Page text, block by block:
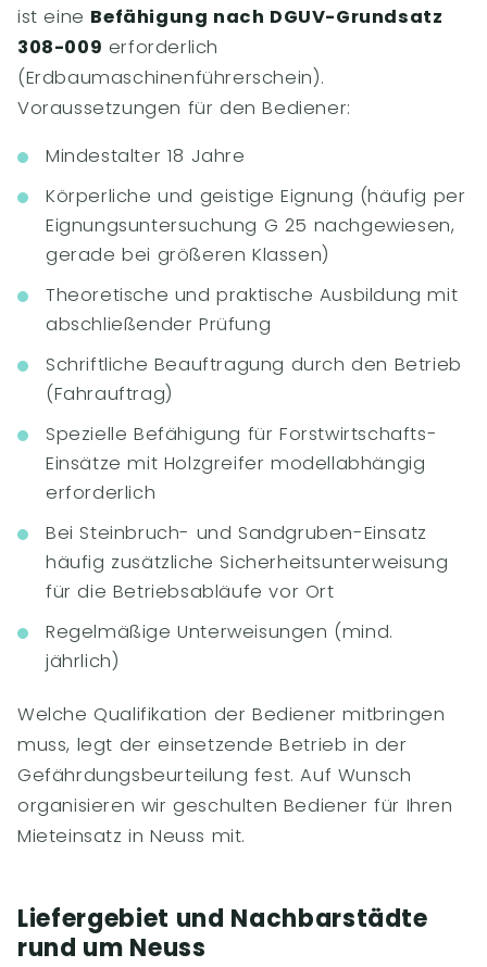
ist eine Befähigung nach DGUV-Grundsatz
308-009 erforderlich
(Erdbaumaschinenführerschein).
Voraussetzungen für den Bediener:
Mindestalter 18 Jahre
Körperliche und geistige Eignung (häufig per
Eignungsuntersuchung G 25 nachgewiesen,
gerade bei größeren Klassen)
Theoretische und praktische Ausbildung mit
abschließender Prüfung
Schriftliche Beauftragung durch den Betrieb
(Fahrauftrag)
Spezielle Befähigung für Forstwirtschafts-
Einsätze mit Holzgreifer modellabhängig
erforderlich
Bei Steinbruch- und Sandgruben-Einsatz
häufig zusätzliche Sicherheitsunterweisung
für die Betriebsabläufe vor Ort
Regelmäßige Unterweisungen (mind.
jährlich)
Welche Qualifikation der Bediener mitbringen
muss, legt der einsetzende Betrieb in der
Gefährdungsbeurteilung fest. Auf Wunsch
organisieren wir geschulten Bediener für Ihren
Mieteinsatz in Neuss mit.
Liefergebiet und Nachbarstädte
rund um Neuss